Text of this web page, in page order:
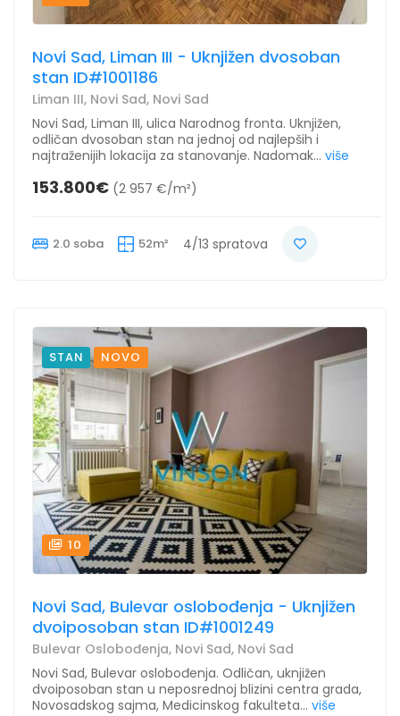
Novi Sad, Liman III - Uknjižen dvosoban
stan ID#1001186
Liman III, Novi Sad, Novi Sad
Novi Sad, Liman III, ulica Narodnog fronta. Uknjižen,
odličan dvosoban stan na jednoj od najlepših i
najtraženijih lokacija za stanovanje. Nadomak... više
153.800€ (2 957 €/m²)
2.0 soba 52m² 4/13 spratova
STAN NOVO
10
Novi Sad, Bulevar oslobođenja - Uknjižen
dvoiposoban stan ID#1001249
Bulevar Oslobođenja, Novi Sad, Novi Sad
Novi Sad, Bulevar oslobođenja. Odličan, uknjižen
dvoiposoban stan u neposrednoj blizini centra grada,
Novosadskog sajma, Medicinskog fakulteta... više